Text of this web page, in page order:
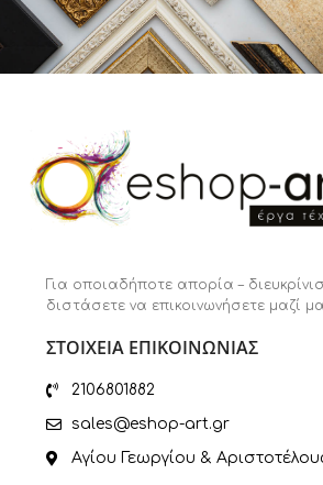
Για οποιαδήποτε απορία –
διστάσετε να επικοινωνήσετε μαζί
ΣΤΟΙΧΕΙΑ ΕΠΙΚΟΙΝΩΝΙΑΣ
2106801882
sales@eshop-art.gr
Αγίου Γεωργίου &